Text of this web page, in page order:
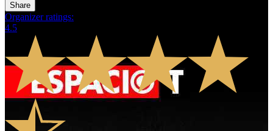
Share
Organizer ratings:
4.5